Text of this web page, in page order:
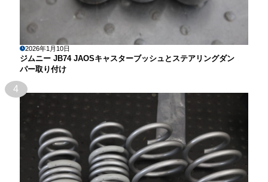
2026年1月10日
ジムニー JB74 JAOSキャスターブッシュとステアリングダン
パー取り付け
4